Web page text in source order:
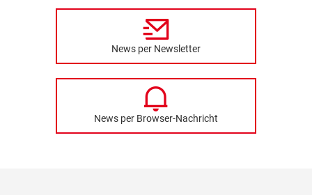
News per Newsletter
News per Browser-Nachricht